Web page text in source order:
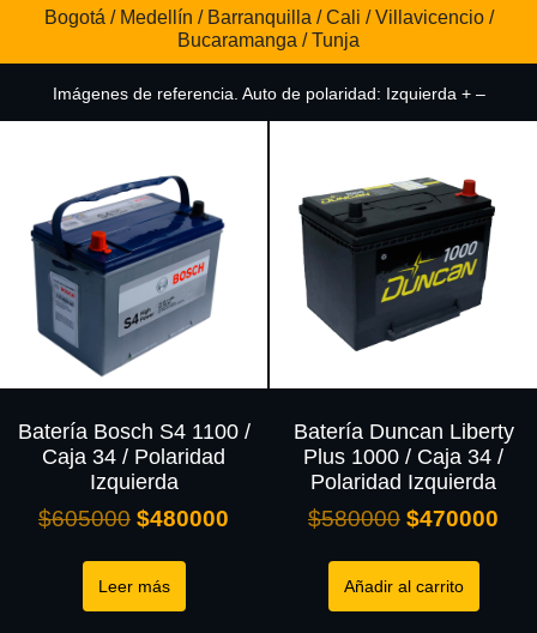
Bogotá / Medellín / Barranquilla / Cali / Villavicencio /
Bucaramanga / Tunja
Imágenes de referencia. Auto de polaridad: Izquierda + –
Batería Bosch S4 1100 /
Caja 34 / Polaridad
Izquierda
$605000 $480000
Leer más
Batería Duncan Liberty
Plus 1000 / Caja 34 /
Polaridad Izquierda
$580000 $470000
Añadir al carrito